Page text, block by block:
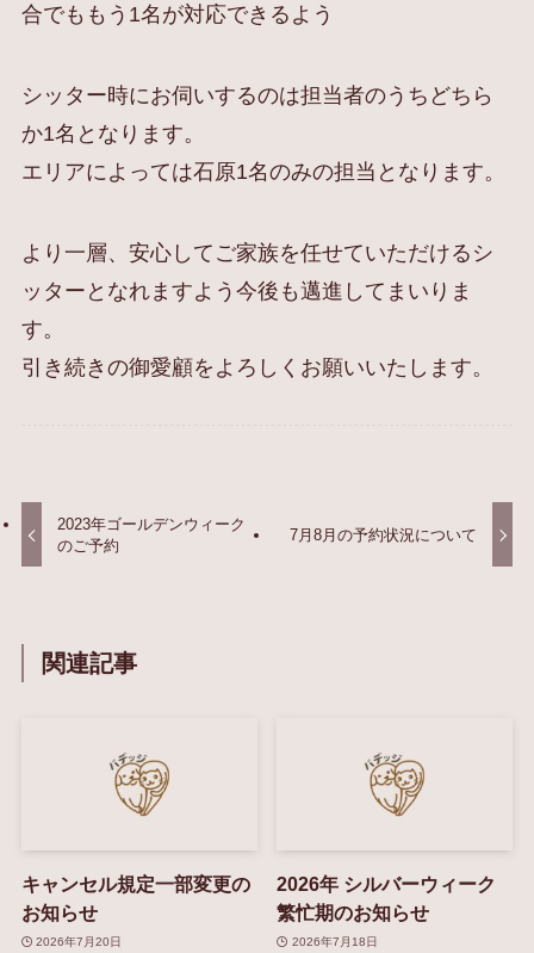
合でももう1名が対応できるよう
シッター時にお伺いするのは担当者のうちどちら
か1名となります。
エリアによっては石原1名のみの担当となります。
より一層、安心してご家族を任せていただけるシ
ッターとなれますよう今後も邁進してまいりま
す。
引き続きの御愛顧をよろしくお願いいたします。
2023年ゴールデンウィーク
のご予約
7月8月の予約状況について
関連記事
キャンセル規定一部変更の
お知らせ
2026年7月20日
2026年 シルバーウィーク
繁忙期のお知らせ
2026年7月18日